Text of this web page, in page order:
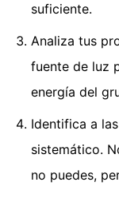
suficiente.
Analiza tus
fuente de luz
energía del
Identifica a
sistemático.
no puedes,